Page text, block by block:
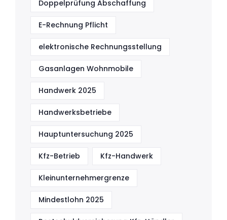
Doppelprüfung Abschaffung
E-Rechnung Pflicht
elektronische Rechnungsstellung
Gasanlagen Wohnmobile
Handwerk 2025
Handwerksbetriebe
Hauptuntersuchung 2025
Kfz-Betrieb Kfz-Handwerk
Kleinunternehmergrenze
Mindestlohn 2025